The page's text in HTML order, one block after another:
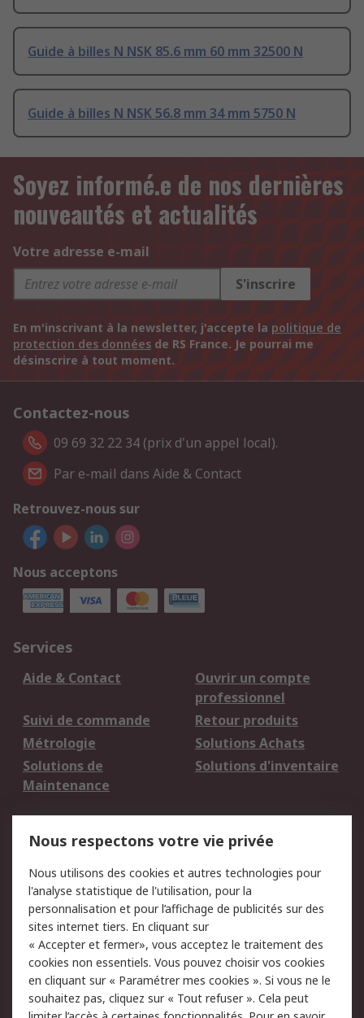
Guide à billes N NSK 85.6 mm 60 mm 32500 N
Guide à billes N NSK 56.8 mm 34 mm 5750 N
Soyez informé.e de nos dernières
nouveautés et actualités
Votre adresse e-mail
S'inscrire
En m'inscrivant à la newsletter, j'accepte la politique de
protection des données de RS France. Je pourrai me
désinscrire à tout moment.
Contactez-nous
09 69 32 22 34 (prix d'un appel local).
Par e-mail dans Aide & Contact
Retrouvez-nous sur
Nous acceptons
Services
Aide & Contact
Ouvrir un compte
professionnel
Suivi de commande
Retour produits
Métrologie
Solutions Achats
Solutions de
Maintenance
Solutions d'inventaire
du site
Politique de protection
des données - Mise à
jour
Sécurité des E-mails
Conditions générales
de vente
Politique anti-
corruption
Campagnes marketing
Nous respectons votre vie privée
Nous utilisons des cookies et autres technologies pour
l'analyse statistique de l'utilisation, pour la
personnalisation et pour l’affichage de publicités sur des
sites internet tiers. En cliquant sur
« Accepter et fermer», vous acceptez le traitement des
cookies non essentiels. Vous pouvez choisir vos cookies
en cliquant sur « Paramétrer mes cookies ». Si vous ne le
souhaitez pas, cliquez sur « Tout refuser ». Cela peut